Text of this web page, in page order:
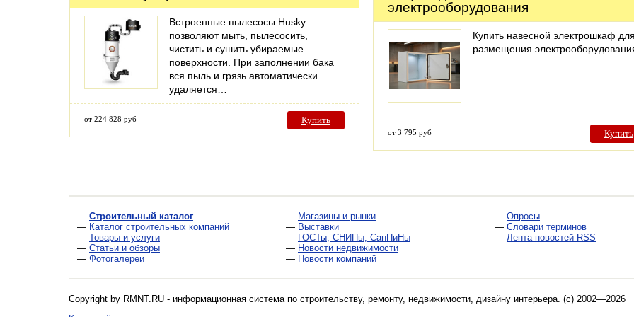
Встроенные пылесосы Husky
позволяют мыть, пылесосить,
чистить и сушить убираемые
поверхности. При заполнении бака
вся пыль и грязь автоматически
удаляется…
от 224 828 руб Купить
электрооборудования
Купить навесной электрошкаф
размещения
от 3 795 руб Купить
— Строительный каталог
— Каталог строительных компаний
— Товары и услуги
— Статьи и обзоры
— Фотогалереи
— Магазины и рынки
— Выставки
— ГОСТы, СНИПы, СанПиНы
— Новости недвижимости
— Новости компаний
— Опросы
— Словари терминов
— Лента новостей RSS
Copyright by RMNT.RU - информационная система по строительству, ремонту, недвижимости, дизайну интерьера. (c) 2002—2026